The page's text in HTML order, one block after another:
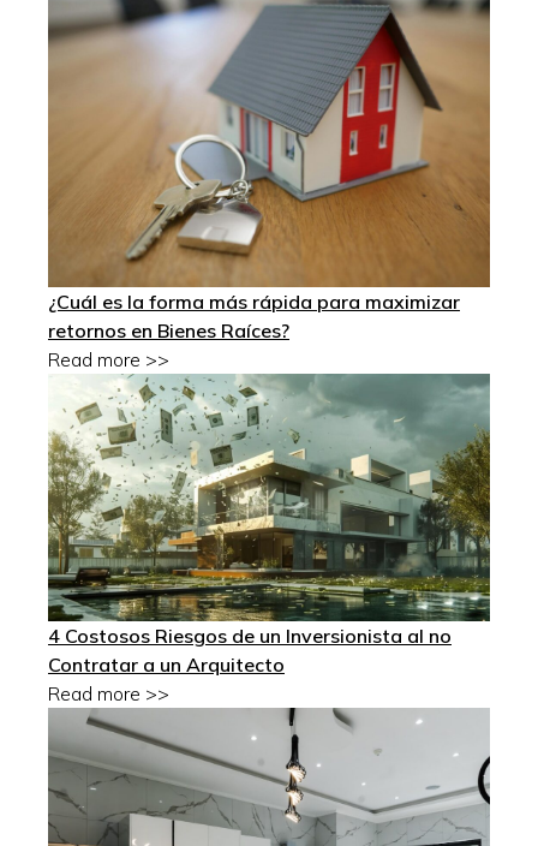
¿Cuál es la forma más rápida para maximizar
retornos en Bienes Raíces?
Read more >>
4 Costosos Riesgos de un Inversionista al no
Contratar a un Arquitecto
Read more >>